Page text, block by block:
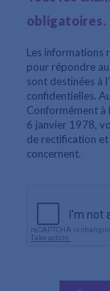
obligatoires.
Les informations
pour répondre
sont destinées à
confidentielles.
Conformément à
6 janvier 1978,
de rectification
concernent.